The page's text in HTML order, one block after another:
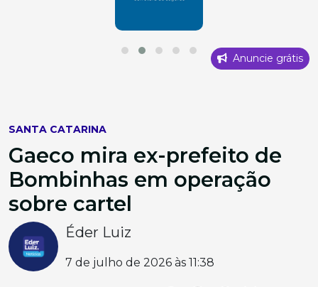
Anuncie grátis
SANTA CATARINA
Gaeco mira ex-prefeito de
Bombinhas em operação
sobre cartel
Éder Luiz
7 de julho de 2026 às 11:38